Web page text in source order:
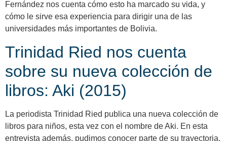
Fernández nos cuenta cómo esto ha marcado su vida, y
cómo le sirve esa experiencia para dirigir una de las
universidades más importantes de Bolivia.
Trinidad Ried nos cuenta
sobre su nueva colección de
libros: Aki (2015)
La periodista Trinidad Ried publica una nueva colección de
libros para niños, esta vez con el nombre de Aki. En esta
entrevista además, pudimos conocer parte de su trayectoria,